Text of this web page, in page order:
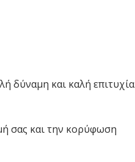
δύναμη και καλή επιτυχία
σας και την κορύφωση